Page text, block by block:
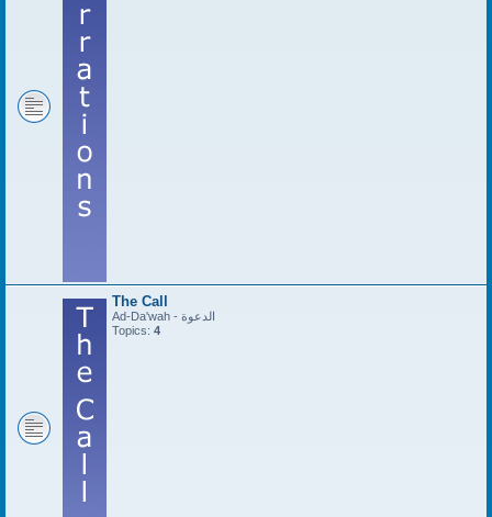
The Call
Ad-Da'wah - الدعوة
Topics: 4